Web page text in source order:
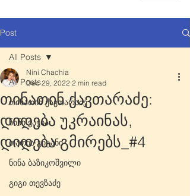
Post
All Posts
თინათინ ქავთარაძე
ნინი ჭაჭია
თათია გიგანი
ნინა ბაზიკოშვილი
გიგი თევზაძე
All Posts
თინათინ ქავთარაძე:
დიდება უკრაინას,
დიდება გმირებს_#4
Nini Chachia
Dec 29, 2022 2 min read